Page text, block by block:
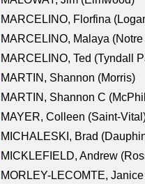
MARCELINO, Florfina
MARCELINO, Malaya
MARCELINO, Ted (Tyndall
MARTIN, Shannon (Morris)
MARTIN, Shannon C
MAYER, Colleen (Saint-
MICHALESKI, Brad
MICKLEFIELD, Andrew
MORLEY-LECOMTE,